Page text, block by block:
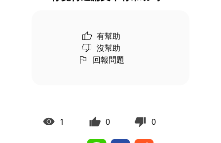
有幫助
沒幫助
回報問題
1 0 0